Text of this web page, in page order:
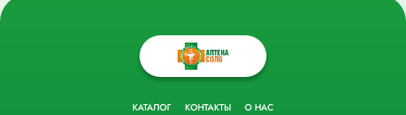
КАТАЛОГ КОНТАКТЫ О НАС